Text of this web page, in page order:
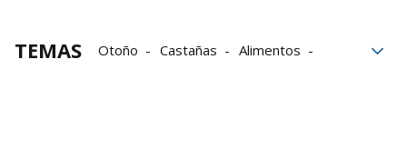
TEMAS Otoño Castañas
Alimentos